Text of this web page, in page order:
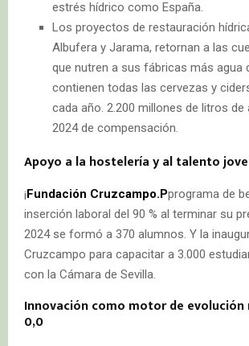
estrés hídrico como España.
Los proyectos de restauración
Albufera y Jarama, retornan a las
que nutren a sus fábricas más agua
contienen todas las cervezas y
cada año. 2.200 millones de litros de
2024 de compensación.
Apoyo a la hostelería y al talento
¡Fundación Cruzcampo.Pprograma de
inserción laboral del 90 % al terminar su
2024 se formó a 370 alumnos. Y la
Cruzcampo para capacitar a 3.000
con la Cámara de Sevilla.
Innovación como motor de evolución
0,0